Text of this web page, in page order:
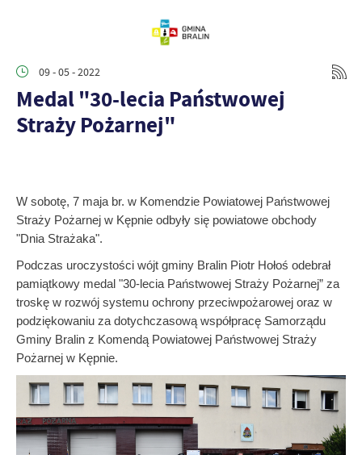
09 - 05 - 2022
Medal "30-lecia Państwowej
Straży Pożarnej"
W sobotę, 7 maja br. w Komendzie Powiatowej Państwowej
Straży Pożarnej w Kępnie odbyły się powiatowe obchody
"Dnia Strażaka".
Podczas uroczystości wójt gminy Bralin Piotr Hołoś odebrał
pamiątkowy medal "30-lecia Państwowej Straży Pożarnej” za
troskę w rozwój systemu ochrony przeciwpożarowej oraz w
podziękowaniu za dotychczasową współpracę Samorządu
Gminy Bralin z Komendą Powiatowej Państwowej Straży
Pożarnej w Kępnie.